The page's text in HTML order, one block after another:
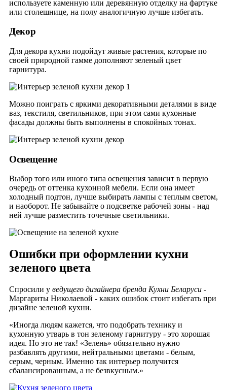
используете каменную или деревянную отделку на фартуке
или столешнице, на полу аналогичную лучше избегать.
Декор
Для декора кухни подойдут живые растения, которые по
своей природной гамме дополняют зеленый цвет
гарнитура.
Можно поиграть с яркими декоративными деталями в виде
ваз, текстиля, светильников, при этом сами кухонные
фасады должны быть выполнены в спокойных тонах.
Освещение
Выбор того или иного типа освещения зависит в первую
очередь от оттенка кухонной мебели. Если она имеет
холодный подтон, лучше выбирать лампы с теплым светом,
и наоборот. Не забывайте о подсветке рабочей зоны - над
ней лучше разместить точечные светильники.
Ошибки при оформлении кухни
зеленого цвета
Спросили у ведущего дизайнера бренда Кухни Беларуси -
Маргариты Николаевой - каких ошибок стоит избегать при
дизайне зеленой кухни.
«Иногда людям кажется, что подобрать технику и
кухонную утварь в тон зеленому гарнитуру - это хорошая
идея. Но это не так! «Зелень» обязательно нужно
разбавлять другими, нейтральными цветами - белым,
серым, черным. Именно так интерьер получится
сбалансированным, а не безвкусным.»